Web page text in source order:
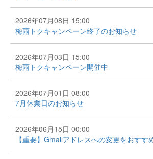
2026年07月08日 15:00
梅雨トクキャンペーン終了のお知らせ
2026年07月03日 15:00
梅雨トクキャンペーン開催中
2026年07月01日 08:00
7月休業日のお知らせ
2026年06月15日 00:00
【重要】Gmailアドレスへの変更をおすす